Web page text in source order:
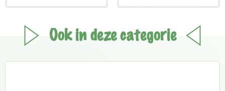
Ook in deze categorie